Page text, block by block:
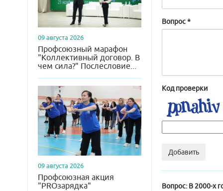
09 августа 2026
Профсоюзный марафон
"Коллективный договор. В
чем сила?" Послесловие...
09 августа 2026
Профсоюзная акция
"PROзарядка"
Вопрос*
Код проверки
Добавить
Вопрос: В 2000-х